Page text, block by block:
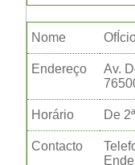
Nome
Endereço
Av.
Horário De
Contacto